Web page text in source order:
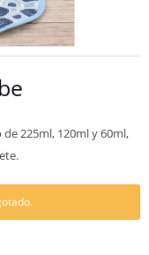
225ml, 120ml y 60ml,